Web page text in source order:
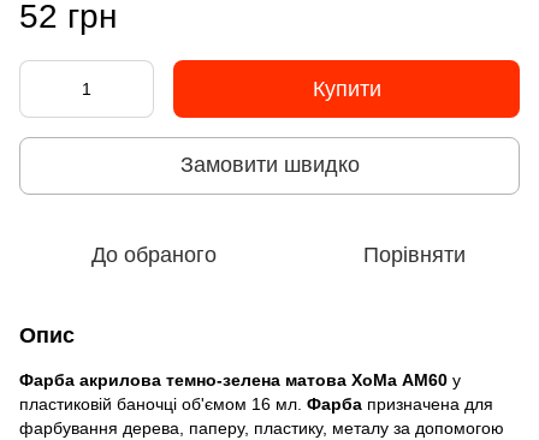
52 грн
Купити
Замовити швидко
До обраного Порівняти
Опис
Фарба акрилова темно-зелена матова ХоМа АМ60 у
пластиковій баночці об'ємом 16 мл. Фарба призначена для
фарбування дерева, паперу, пластику, металу за допомогою